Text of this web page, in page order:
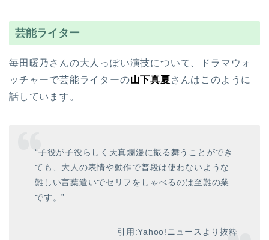
芸能ライター
毎田暖乃さんの大人っぽい演技について、ドラマウォ
ッチャーで芸能ライターの山下真夏さんはこのように
話しています。
“子役が子役らしく天真爛漫に振る舞うことができ
ても、大人の表情や動作で普段は使わないような
難しい言葉遣いでセリフをしゃべるのは至難の業
です。”
引用:Yahoo!ニュースより抜粋